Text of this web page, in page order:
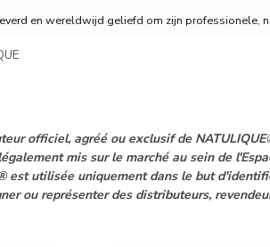
en wereldwijd geliefd om zijn professionele,
officiel, agréé ou exclusif de
mis sur le marché au sein de
est utilisée uniquement dans le but
ou représenter des distributeurs,